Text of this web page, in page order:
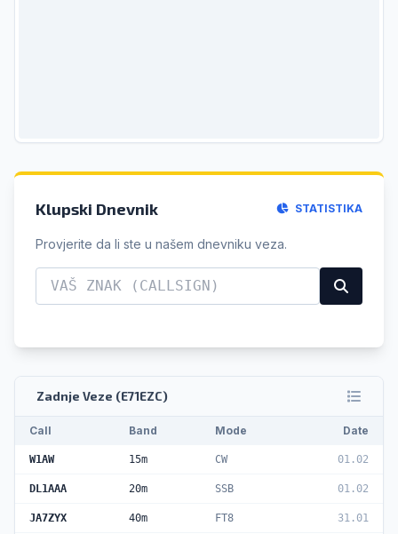
Klupski Dnevnik STATISTIKA
Provjerite da li ste u našem dnevniku veza.
Zadnje Veze (E71EZC)
Call Band Mode Date
W1AW 15m CW 01.02
DL1AAA 20m SSB 01.02
JA7ZYX 40m FT8 31.01